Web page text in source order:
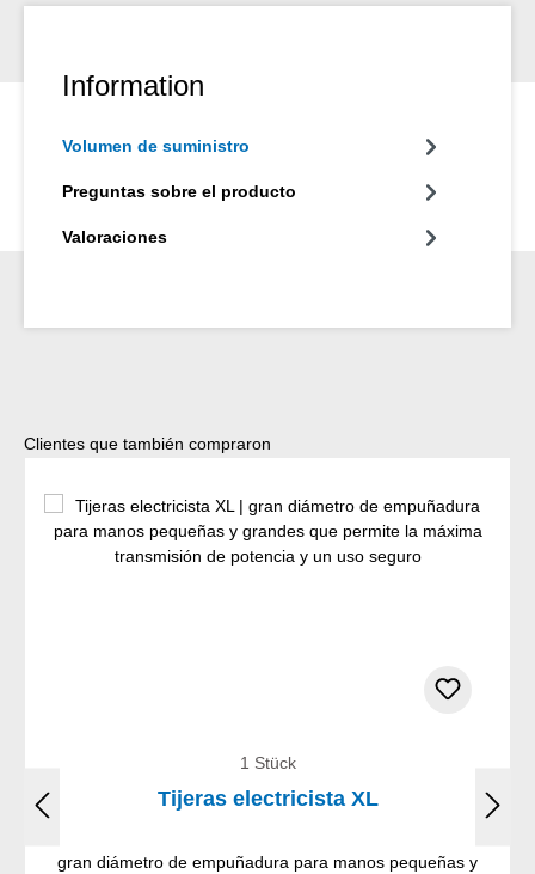
Information
Volumen de suministro
Preguntas sobre el producto
Valoraciones
Omitir la galería de productos
Clientes que también compraron
1 Stück
Tijeras electricista XL
gran diámetro de empuñadura para manos pequeñas y